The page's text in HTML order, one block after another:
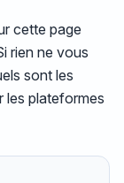
cette page
rien ne vous
sont les
les plateformes